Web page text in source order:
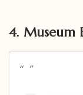
4. Museum